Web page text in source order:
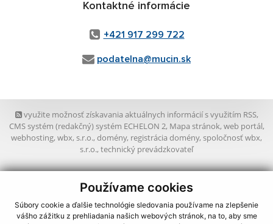
Používame cookies
Súbory cookie a ďalšie technológie sledovania používame na zlepšenie
vášho zážitku z prehliadania našich webových stránok, na to, aby sme
Kontaktné informácie
+421 917 299 722
podatelna@mucin.sk
využite možnosť získavania aktuálnych informácií s využitím RSS,
CMS systém (redakčný) systém ECHELON 2, Mapa stránok, web portál,
webhosting, wbx, s.r.o., domény, registrácia domény, spoločnosť wbx,
s.r.o., technický prevádzkovateľ
Autorské práva|Cookies